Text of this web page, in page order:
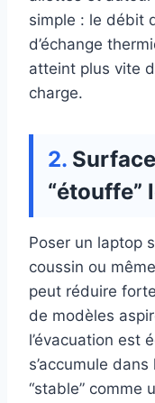
simple : le débit
d’échange
atteint plus vite
charge.
“étouffe”
Poser un laptop
coussin ou
peut réduire
de modèles
l’évacuation est
s’accumule
“stable” comme